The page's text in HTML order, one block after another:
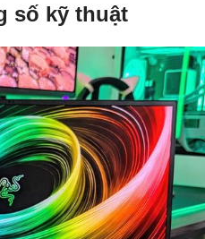
số kỹ thuật